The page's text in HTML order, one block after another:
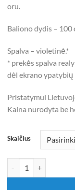
oru.
Baliono dydis – 100
Spalva – violetinė.*
* prekės spalva
dėl ekrano ypatybių
Pristatymui
Kaina nurodyta be
Skaičius